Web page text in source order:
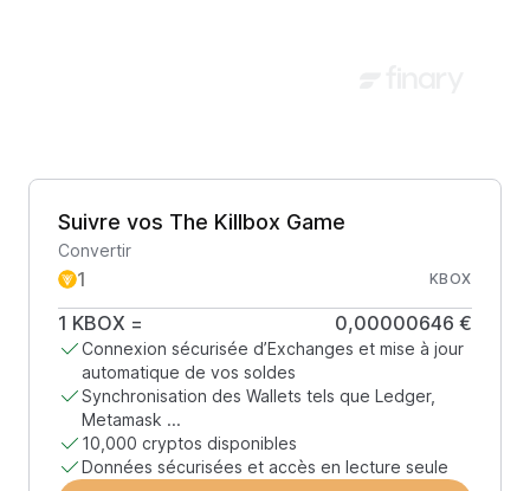
Suivre vos The Killbox Game
Convertir
KBOX
1 KBOX = 0,00000646 €
Connexion sécurisée d’Exchanges et mise à jour
automatique de vos soldes
Synchronisation des Wallets tels que Ledger,
Metamask ...
10,000 cryptos disponibles
Données sécurisées et accès en lecture seule